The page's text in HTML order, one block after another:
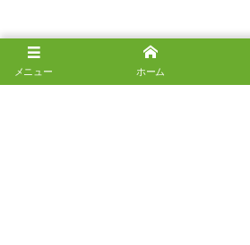
メニュー ホーム